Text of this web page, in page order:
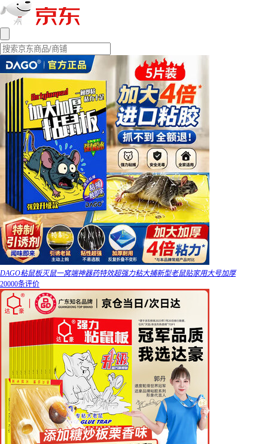
DAGO粘鼠板灭鼠一窝端神器药特效超强力粘大捕新型老鼠贴家用大号加厚
20000条评价